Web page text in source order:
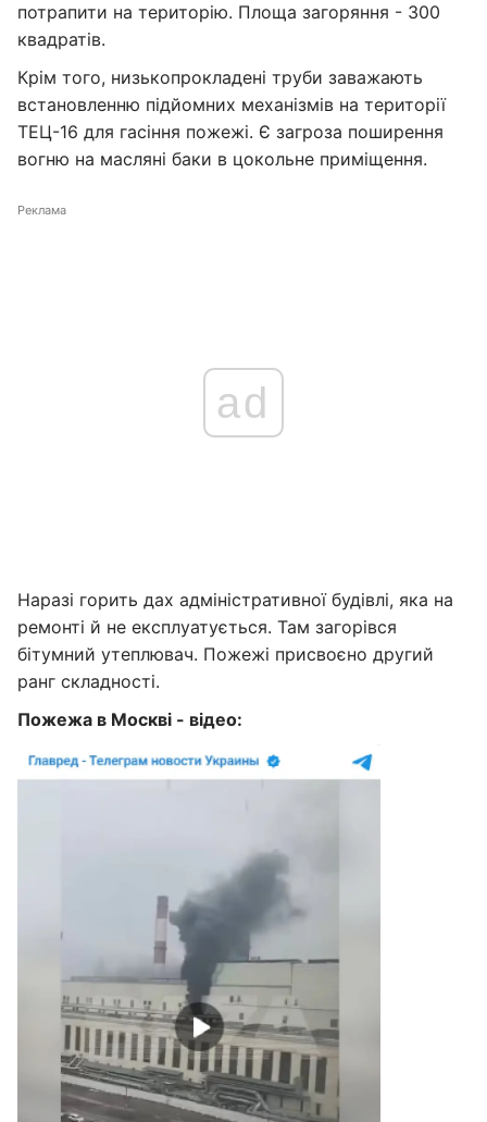
потрапити на територію. Площа загоряння - 300
квадратів.
Крім того, низькопрокладені труби заважають
встановленню підйомних механізмів на території
ТЕЦ-16 для гасіння пожежі. Є загроза поширення
вогню на масляні баки в цокольне приміщення.
Реклама
ad
Наразі горить дах адміністративної будівлі, яка на
ремонті й не експлуатується. Там загорівся
бітумний утеплювач. Пожежі присвоєно другий
ранг складності.
Пожежа в Москві - відео: